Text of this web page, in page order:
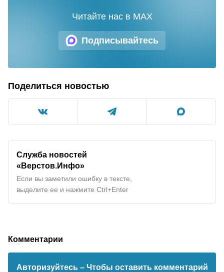
Подписывайтесь
Читайте нас в MAX
Поделиться новостью
Служба новостей
«Верстов.Инфо»
Если вы заметили ошибку в тексте,
выделите ее и нажмите Ctrl+Enter
Комментарии
Авторизуйтесь – Чтобы оставить комментарий